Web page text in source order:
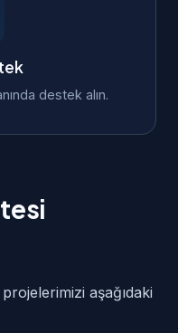
destek alın.
aşağıdaki